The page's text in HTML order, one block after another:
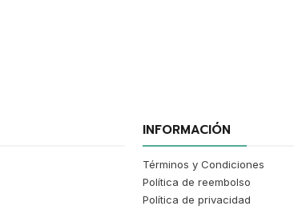
INFORMACIÓN
Términos y Condiciones
Política de reembolso
Política de privacidad